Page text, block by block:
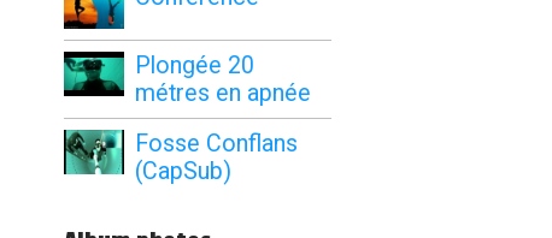
Plongée 20
métres en apnée
Fosse Conflans
(CapSub)